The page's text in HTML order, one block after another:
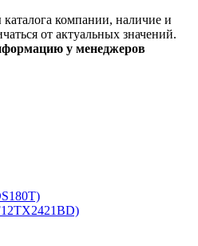
компании, наличие и
от актуальных значений.
у менеджеров